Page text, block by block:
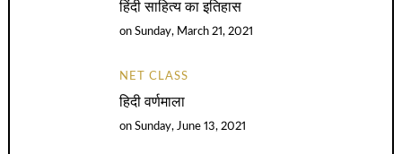
हिंदी साहित्य का इतिहास
onSunday, March 21, 2021
NET CLASS
हिदी वर्णमाला
onSunday, June 13, 2021